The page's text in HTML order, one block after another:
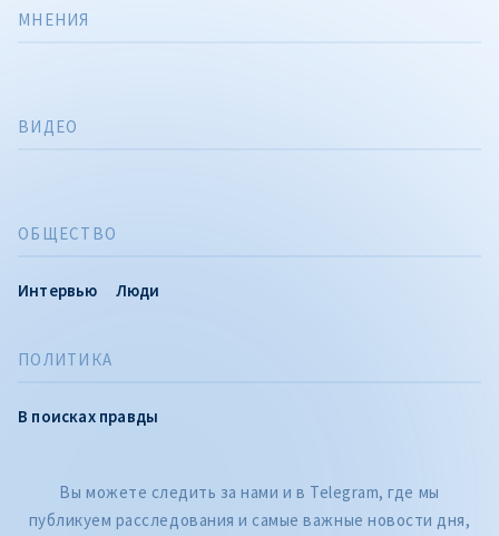
ПОЛИТИКА
В поисках правды
ОБЩЕСТВО
Интервью Люди
МНЕНИЯ
ВИДЕО
Вы можете следить за нами и в Telegram, где мы
публикуем расследования и самые важные новости дня,